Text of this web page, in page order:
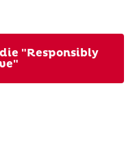
"Responsibly